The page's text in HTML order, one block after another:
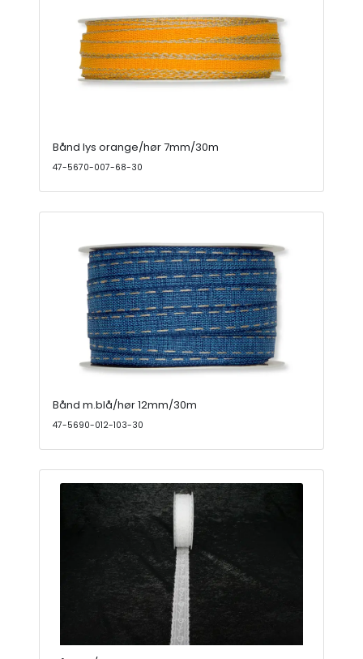
Bånd lys orange/hør 7mm/30m
47-5670-007-68-30
Bånd m.blå/hør 12mm/30m
47-5690-012-103-30